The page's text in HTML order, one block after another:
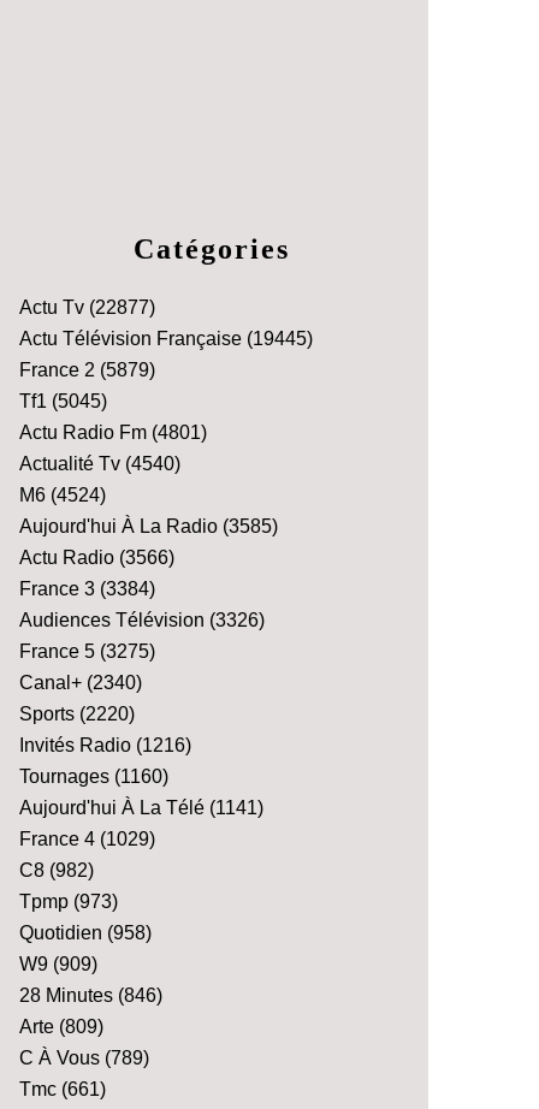
Catégories
Actu Tv (22877)
Actu Télévision Française (19445)
France 2 (5879)
Tf1 (5045)
Actu Radio Fm (4801)
Actualité Tv (4540)
M6 (4524)
Aujourd'hui À La Radio (3585)
Actu Radio (3566)
France 3 (3384)
Audiences Télévision (3326)
France 5 (3275)
Canal+ (2340)
Sports (2220)
Invités Radio (1216)
Tournages (1160)
Aujourd'hui À La Télé (1141)
France 4 (1029)
C8 (982)
Tpmp (973)
Quotidien (958)
W9 (909)
28 Minutes (846)
Arte (809)
C À Vous (789)
Tmc (661)